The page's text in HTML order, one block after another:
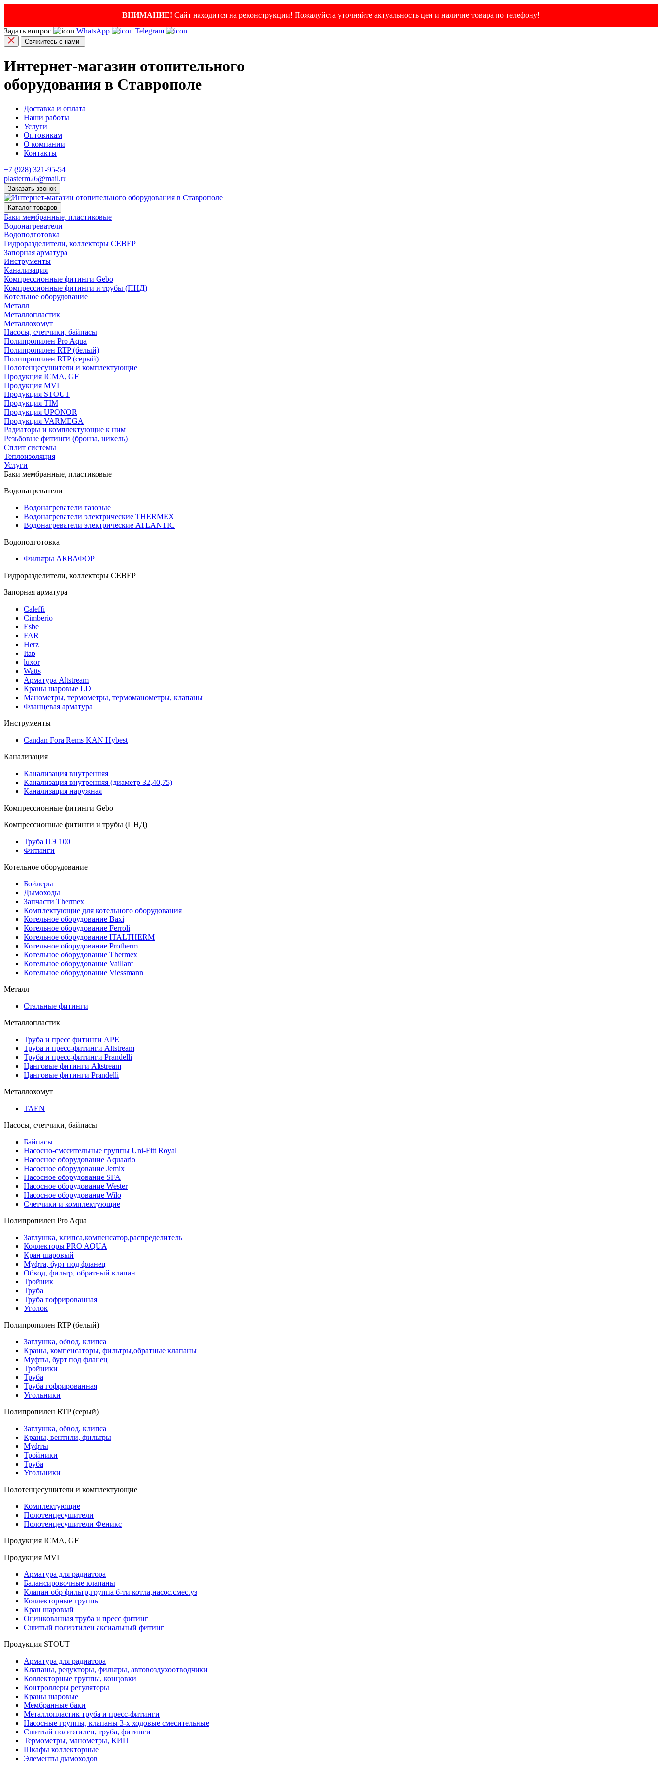
ВНИМАНИЕ! Сайт находится на реконструкции! Пожалуйста уточняйте актуальность цен и наличие товара по телефону!
Задать вопрос
WhatsApp Telegram
Свяжитесь с нами
Интернет-магазин отопительного
оборудования в Ставрополе
Доставка и оплата
Наши работы
Услуги
Оптовикам
О компании
Контакты
+7 (928) 321-95-54
plasterm26@mail.ru
Заказать звонок
Каталог товаров
Баки мембранные, пластиковые
Водонагреватели
Водоподготовка
Гидроразделители, коллекторы СЕВЕР
Запорная арматура
Инструменты
Канализация
Компрессионные фитинги Gebo
Компрессионные фитинги и трубы (ПНД)
Котельное оборудование
Металл
Металлопластик
Металлохомут
Насосы, счетчики, байпасы
Полипропилен Pro Aqua
Полипропилен RTP (белый)
Полипропилен RTP (серый)
Полотенцесушители и комплектующие
Продукция ICMA, GF
Продукция MVI
Продукция STOUT
Продукция TIM
Продукция UPONOR
Продукция VARMEGA
Радиаторы и комплектующие к ним
Резьбовые фитинги (бронза, никель)
Сплит системы
Теплоизоляция
Услуги
Баки мембранные, пластиковые
Водонагреватели
Водонагреватели газовые
Водонагреватели электрические THERMEX
Водонагреватели электрические ATLANTIC
Водоподготовка
Фильтры АКВАФОР
Гидроразделители, коллекторы СЕВЕР
Запорная арматура
Caleffi
Cimberio
Esbe
FAR
Herz
Itap
luxor
Watts
Арматура Altstream
Краны шаровые LD
Манометры, термометры, термоманометры, клапаны
Фланцевая арматура
Инструменты
Candan Fora Rems KAN Hybest
Канализация
Канализация внутренняя
Канализация внутренняя (диаметр 32,40,75)
Канализация наружная
Компрессионные фитинги Gebo
Компрессионные фитинги и трубы (ПНД)
Труба ПЭ 100
Фитинги
Котельное оборудование
Бойлеры
Дымоходы
Запчасти Thermex
Комплектующие для котельного оборудования
Котельное оборудование Baxi
Котельное оборудование Ferroli
Котельное оборудование ITALTHERM
Котельное оборудование Protherm
Котельное оборудование Thermex
Котельное оборудование Vaillant
Котельное оборудование Viessmann
Металл
Стальные фитинги
Металлопластик
Труба и пресс фитинги APE
Труба и пресс-фитинги Altstream
Труба и пресс-фитинги Prandelli
Цанговые фитинги Altstream
Цанговые фитинги Prandelli
Металлохомут
TAEN
Насосы, счетчики, байпасы
Байпасы
Насосно-смесительные группы Uni-Fitt Royal
Насосное оборудование Aquaario
Насосное оборудование Jemix
Насосное оборудование SFA
Насосное оборудование Wester
Насосное оборудование Wilo
Счетчики и комплектующие
Полипропилен Pro Aqua
Заглушка, клипса,компенсатор,распределитель
Коллекторы PRO AQUA
Кран шаровый
Муфта, бурт под фланец
Обвод, фильтр, обратный клапан
Тройник
Труба
Труба гофрированная
Уголок
Полипропилен RTP (белый)
Заглушка, обвод, клипса
Краны, компенсаторы, фильтры,обратные клапаны
Муфты, бурт под фланец
Тройники
Труба
Труба гофрированная
Угольники
Полипропилен RTP (серый)
Заглушка, обвод, клипса
Краны, вентили, фильтры
Муфты
Тройники
Труба
Угольники
Полотенцесушители и комплектующие
Комплектующие
Полотенцесушители
Полотенцесушители Феникс
Продукция ICMA, GF
Продукция MVI
Арматура для радиатора
Балансировочные клапаны
Клапан обр фильтр,группа б-ти котла,насос.смес.уз
Коллекторные группы
Кран шаровый
Оцинкованная труба и пресс фитинг
Сшитый полиэтилен аксиальный фитинг
Продукция STOUT
Арматура для радиатора
Клапаны, редукторы, фильтры, автовоздухоотводчики
Коллекторные группы, концовки
Контроллеры регуляторы
Краны шаровые
Мембранные баки
Металлопластик труба и пресс-фитинги
Насосные группы, клапаны 3-х ходовые смесительные
Сшитый полиэтилен, труба, фитинги
Термометры, манометры, КИП
Шкафы коллекторные
Элементы дымоходов